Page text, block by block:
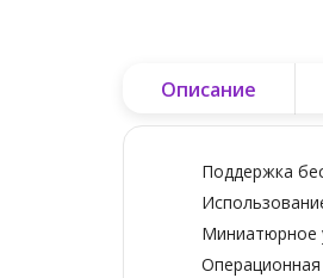
Описание
Поддержка
Миниатюрное